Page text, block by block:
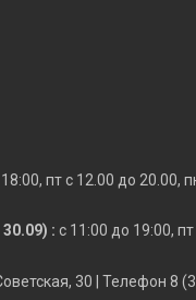
пт с 12.00 до 20.00,
: с 11:00 до 19:00,
30 | Телефон 8